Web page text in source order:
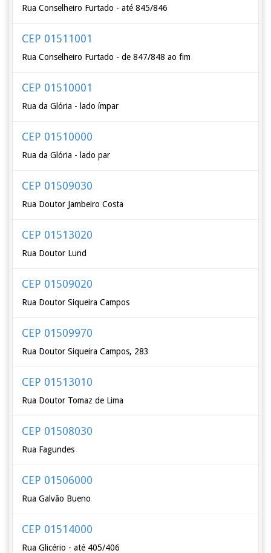
Rua Conselheiro Furtado - até 845/846
CEP 01511001
Rua Conselheiro Furtado - de 847/848 ao fim
CEP 01510001
Rua da Glória - lado ímpar
CEP 01510000
Rua da Glória - lado par
CEP 01509030
Rua Doutor Jambeiro Costa
CEP 01513020
Rua Doutor Lund
CEP 01509020
Rua Doutor Siqueira Campos
CEP 01509970
Rua Doutor Siqueira Campos, 283
CEP 01513010
Rua Doutor Tomaz de Lima
CEP 01508030
Rua Fagundes
CEP 01506000
Rua Galvão Bueno
CEP 01514000
Rua Glicério - até 405/406